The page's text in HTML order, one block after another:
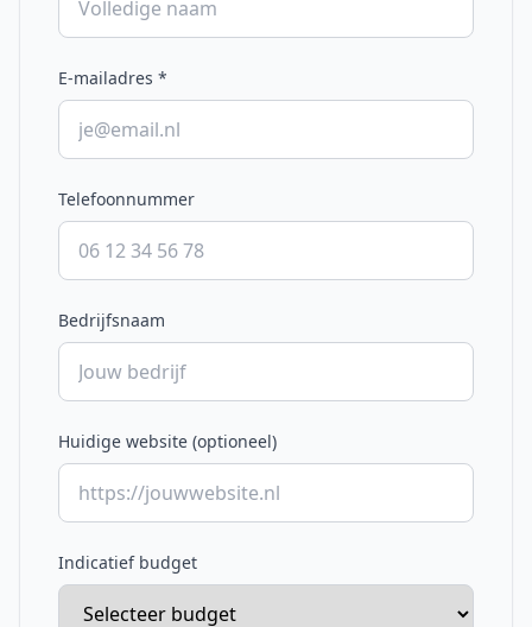
E-mailadres *
Telefoonnummer
Bedrijfsnaam
Huidige website (optioneel)
Indicatief budget